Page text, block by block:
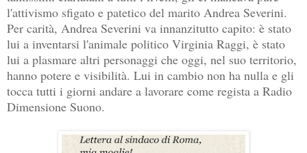
l'attivismo sfigato e patetico del marito Andrea Severini.
Per carità, Andrea Severini va innanzitutto capito: è stato
lui a inventarsi l'animale politico Virginia Raggi, è stato
lui a plasmare altri personaggi che oggi, nel suo territorio,
hanno potere e visibilità. Lui in cambio non ha nulla e gli
tocca tutti i giorni andare a lavorare come regista a Radio
Dimensione Suono.